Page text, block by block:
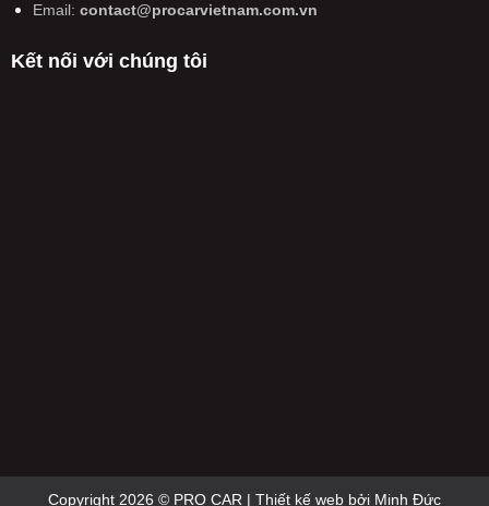
Email:contact@procarvietnam.com.vn
Kết nối với chúng tôi
Copyright 2026 © PRO CAR | Thiết kế web bởi Minh Đức